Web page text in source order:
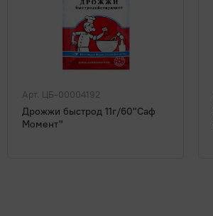
Арт. ЦБ-00004192
Дрожжи быстрод 11г/60"Саф
Момент"